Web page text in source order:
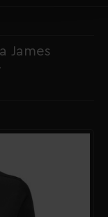
James